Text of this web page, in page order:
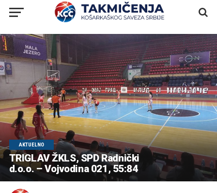
AKTUELNO
TRIGLAV ŽKLS, SPD Radnički
d.o.o. – Vojvodina 021, 55:84